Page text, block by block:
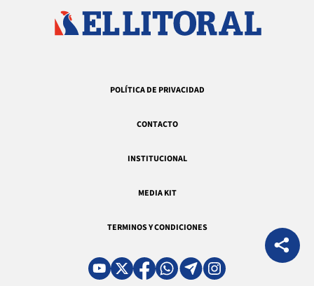
POLÍTICA DE PRIVACIDAD
CONTACTO
INSTITUCIONAL
MEDIA KIT
TERMINOS Y CONDICIONES